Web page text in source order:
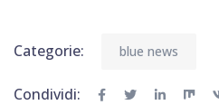
Categorie: blue news
Condividi: